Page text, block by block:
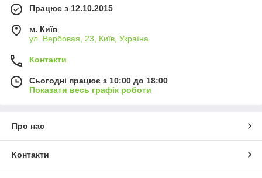
Працює з 12.10.2015
м. Київ
ул. Вербовая, 23, Київ, Україна
Контакти
Сьогодні працює з 10:00 до 18:00
Показати весь графік роботи
Про нас
Контакти